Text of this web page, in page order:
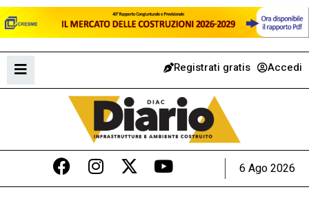
Registrati gratis Accedi
6 Ago 2026